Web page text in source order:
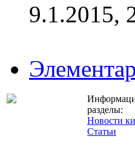
9.1.2015,
разделы:
Новости
Статьи